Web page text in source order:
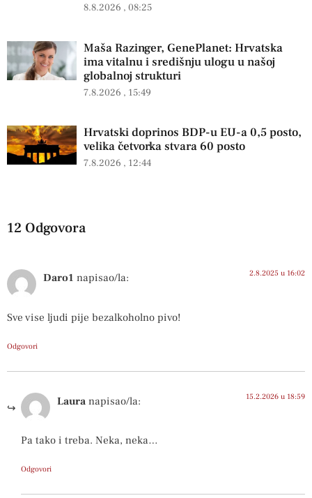
8.8.2026 08:25
Maša Razinger, GenePlanet: Hrvatska
ima vitalnu i središnju ulogu u našoj
globalnoj strukturi
7.8.2026 15:49
Hrvatski doprinos BDP-u EU-a 0,5 posto,
velika četvorka stvara 60 posto
7.8.2026 12:44
12 Odgovora
Daro1 napisao/la: 2.8.2025 u 16:02
Sve vise ljudi pije bezalkoholno pivo!
Odgovori
Laura napisao/la: 15.2.2026 u 18:59
Pa tako i treba. Neka, neka…
Odgovori